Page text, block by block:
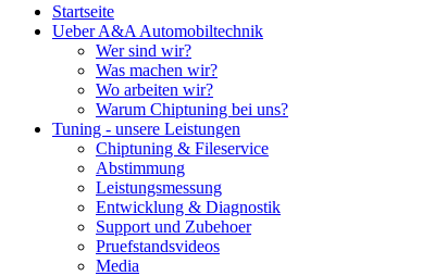
Startseite
Ueber A&A Automobiltechnik
Wer sind wir?
Was machen wir?
Wo arbeiten wir?
Warum Chiptuning bei uns?
Tuning - unsere Leistungen
Chiptuning & Fileservice
Abstimmung
Leistungsmessung
Entwicklung & Diagnostik
Support und Zubehoer
Pruefstandsvideos
Media